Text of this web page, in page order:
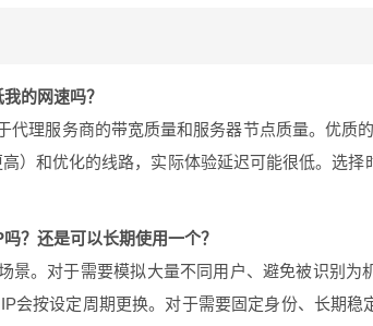
的网速吗？
代理服务商的带宽质量和服务器节点质量。优质
）和优化的线路，实际体验延迟可能很低。选
？还是可以长期使用一个？
景。对于需要模拟大量不同用户、避免被识别为
会按设定周期更换。对于需要固定身份、长期